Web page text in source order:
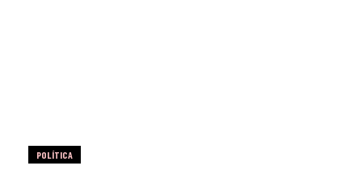
POLÍTICA